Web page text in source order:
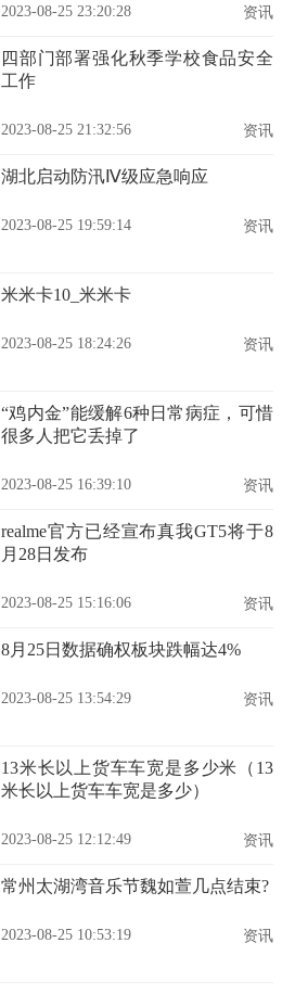
2023-08-25 23:20:28 资讯
四部门部署强化秋季学校食品安全
工作
2023-08-25 21:32:56 资讯
湖北启动防汛Ⅳ级应急响应
2023-08-25 19:59:14 资讯
米米卡10_米米卡
2023-08-25 18:24:26 资讯
“鸡内金”能缓解6种日常病症，可惜
很多人把它丢掉了
2023-08-25 16:39:10 资讯
realme官方已经宣布真我GT5将于8
月28日发布
2023-08-25 15:16:06 资讯
8月25日数据确权板块跌幅达4%
2023-08-25 13:54:29 资讯
13米长以上货车车宽是多少米（13
米长以上货车车宽是多少）
2023-08-25 12:12:49 资讯
常州太湖湾音乐节魏如萱几点结束?
2023-08-25 10:53:19 资讯